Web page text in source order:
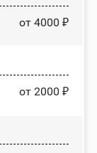
от 4000 ₽
от 2000 ₽